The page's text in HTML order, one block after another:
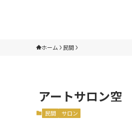
ホーム 民間
アートサロン空
民間 サロン